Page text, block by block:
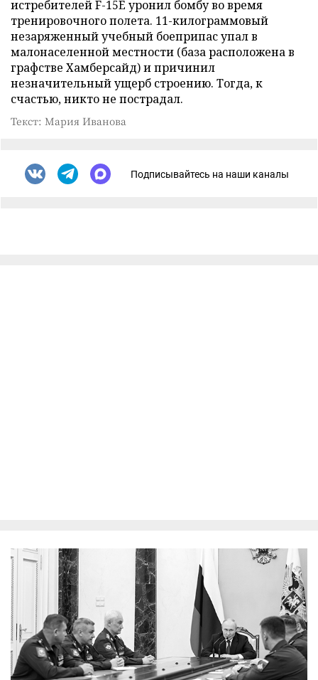
истребителей F-15E уронил бомбу во время
тренировочного полета. 11-килограммовый
незаряженный учебный боеприпас упал в
малонаселенной местности (база расположена в
графстве Хамберсайд) и причинил
незначительный ущерб строению. Тогда, к
счастью, никто не пострадал.
Текст: Мария Иванова
Подписывайтесь на наши каналы